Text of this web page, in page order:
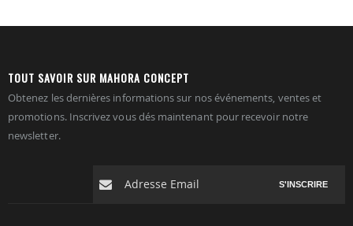
TOUT SAVOIR SUR MAHORA CONCEPT
Obtenez les dernières informations sur nos événements, ventes et
promotions. Inscrivez vous dés maintenant pour recevoir notre
newsletter.
S'INSCRIRE